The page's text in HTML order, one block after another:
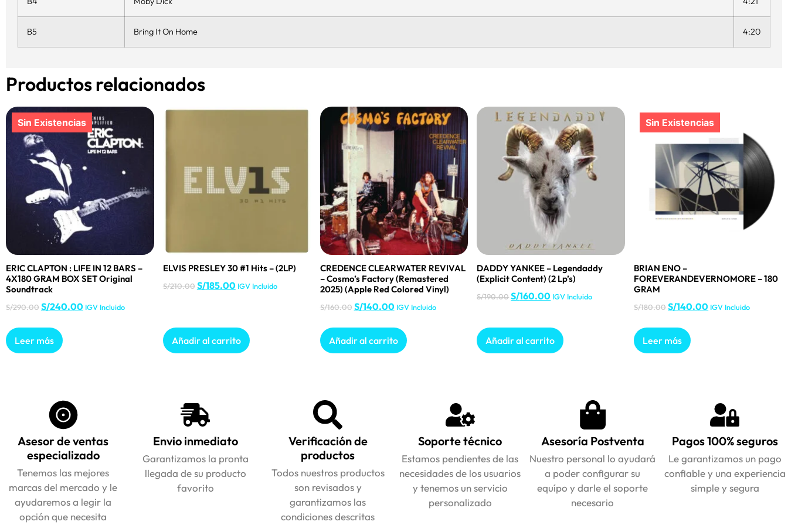
B5 Bring It On Home 4:20
Productos relacionados
ERIC CLAPTON : LIFE IN 12 BARS –
4X180 GRAM BOX SET Original
Soundtrack
S/290.00S/240.00 IGV Incluido
Leer más
ELVIS PRESLEY 30 #1 Hits – (2LP)
S/210.00 S/185.00 IGV Incluido
Añadir al carrito
CREDENCE CLEARWATER REVIVAL
– Cosmo’s Factory (Remastered
2025) (Apple Red Colored Vinyl)
S/160.00 S/140.00 IGV Incluido
Añadir al carrito
DADDY YANKEE – Legendaddy
(Explicit Content) (2 Lp’s)
S/190.00 S/160.00 IGV Incluido
Añadir al carrito
BRIAN ENO –
FOREVERANDEVERNOMORE – 180
GRAM
S/180.00S/140.00 IGV Incluido
Leer más
Asesor de ventas
especializado
Tenemos las mejores
marcas del mercado y le
ayudaremos a legir la
opción que necesita
Envio inmediato
Garantizamos la pronta
llegada de su producto
favorito
Verificación de
productos
Todos nuestros productos
son revisados y
garantizamos las
condiciones descritas
Soporte técnico
Estamos pendientes de las
necesidades de los usuarios
y tenemos un servicio
personalizado
Asesoría Postventa
Nuestro personal lo ayudará
a poder configurar su
equípo y darle el soporte
necesario
Pagos 100% seguros
Le garantizamos un pago
confiable y una experiencia
simple y segura